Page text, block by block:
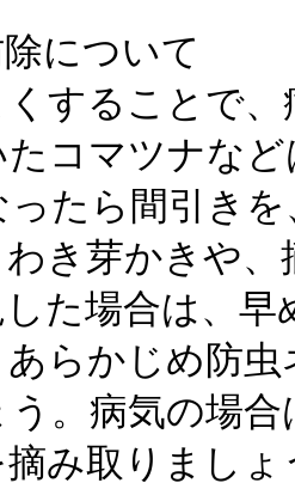
について
することで、
コマツナな
たら間引き
き芽かきや
た場合は、早
らかじめ防
う。病気の場
み取りましょ